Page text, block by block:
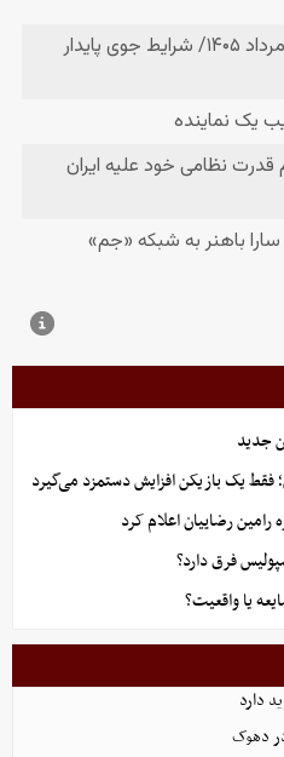
فقط یک بازیکن افزایش دستمزد می‌گیرد
رضاییان اعلام کرد
فرق دارد؟
یا واقعیت؟
دارد
دهوک